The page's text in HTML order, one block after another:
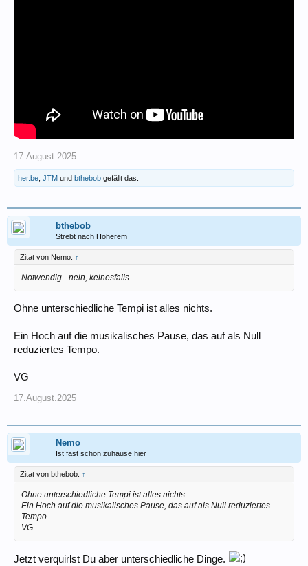
17.August.2025
her.be JTM und bthebob gefällt das.
bthebob
Strebt nach Höherem
Zitat von Nemo: ↑
Notwendig - nein, keinesfalls.
Ohne unterschiedliche Tempi ist alles nichts.
Ein Hoch auf die musikalisches Pause, das auf als Null
reduziertes Tempo.
VG
17.August.2025
Nemo
Ist fast schon zuhause hier
Zitat von bthebob: ↑
Ohne unterschiedliche Tempi ist alles nichts.
Ein Hoch auf die musikalisches Pause, das auf als Null reduziertes
Tempo.
VG
Jetzt verquirlst Du aber unterschiedliche Dinge.